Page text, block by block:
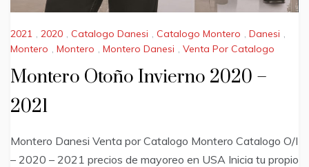
2021 , 2020 , Catalogo Danesi , Catalogo Montero , Danesi ,
Montero
Montero Montero Danesi Venta Por Catalogo
Montero Otoño Invierno 2020 –
2021
Montero Danesi Venta por Catalogo Montero Catalogo O/I
– 2020 – 2021 precios de mayoreo en USA Inicia tu propio